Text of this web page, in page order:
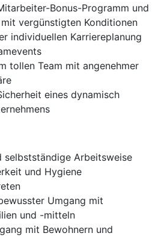
Bonus-Programm und
vergünstigten Konditionen
individuellen Karriereplanung
tollen Team mit angenehmer
eines dynamisch
selbstständige Arbeitsweise
und Hygiene
Umgang mit
und -mitteln
mit Bewohnern und